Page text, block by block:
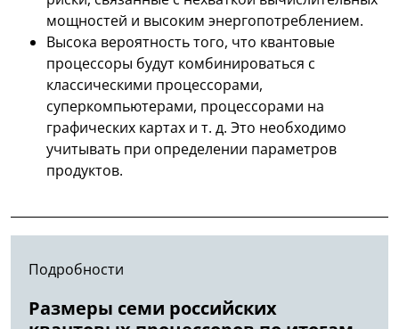
мощностей и высоким энергопотреблением.
Высока вероятность того, что квантовые
процессоры будут комбинироваться с
классическими процессорами,
суперкомпьютерами, процессорами на
графических картах и т. д. Это необходимо
учитывать при определении параметров
продуктов.
Подробности
Размеры семи российских